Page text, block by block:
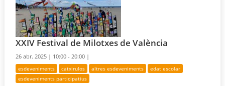
XXIV Festival de Milotxes de València
26 abr. 2025 | 10:00 - 20:00 |
esdeveniments catxirulos altres esdeveniments
edat escolar
esdeveniments participatius